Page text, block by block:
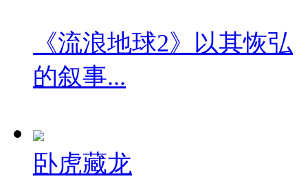
《流浪地球2》以其恢弘
的叙事...
卧虎藏龙